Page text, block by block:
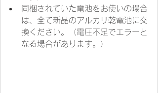
同梱されていた電池をお使いの場合
は、全て新品のアルカリ乾電池に交
換ください。（電圧不足でエラーと
なる場合があります。）